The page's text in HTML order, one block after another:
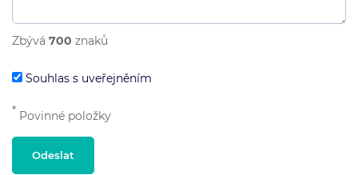
Zbývá 700 znaků
Souhlas s uveřejněním
* Povinné položky
Odeslat